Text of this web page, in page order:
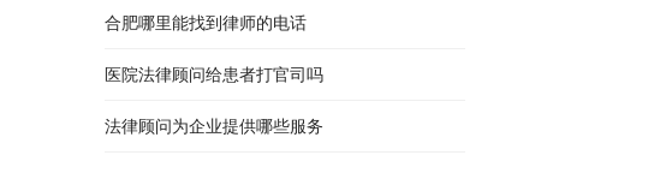
合肥哪里能找到律师的电话
医院法律顾问给患者打官司吗
法律顾问为企业提供哪些服务